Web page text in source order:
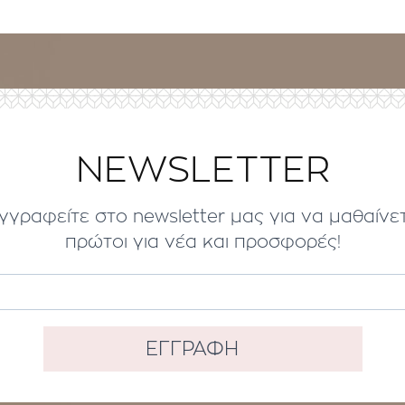
NEWSLETTER
στο newsletter μας για να
πρώτοι για νέα και προσφορές!
ΕΓΓΡΑΦΗ